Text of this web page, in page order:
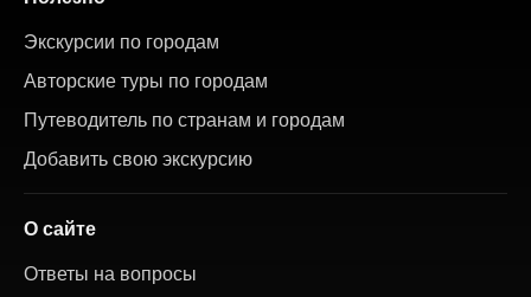
Экскурсии по городам
Авторские туры по городам
Путеводитель по странам и городам
Добавить свою экскурсию
О сайте
Ответы на вопросы